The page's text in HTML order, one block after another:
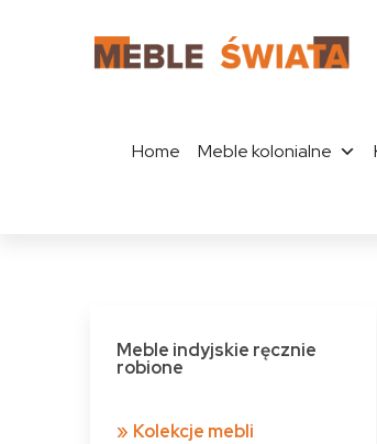
Home Meble kolonialne
Meble indyjskie ręcznie
robione
Kolekcje mebli